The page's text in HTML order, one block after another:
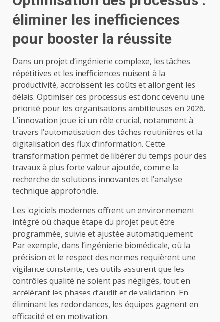
éliminer les inefficiences
pour booster la réussite
Dans un projet d’ingénierie complexe, les tâches
répétitives et les inefficiences nuisent à la
productivité, accroissent les coûts et allongent les
délais. Optimiser ces processus est donc devenu une
priorité pour les organisations ambitieuses en 2026.
L’innovation joue ici un rôle crucial, notamment à
travers l’automatisation des tâches routinières et la
digitalisation des flux d’information. Cette
transformation permet de libérer du temps pour des
travaux à plus forte valeur ajoutée, comme la
recherche de solutions innovantes et l’analyse
technique approfondie.
Les logiciels modernes offrent un environnement
intégré où chaque étape du projet peut être
programmée, suivie et ajustée automatiquement.
Par exemple, dans l’ingénierie biomédicale, où la
précision et le respect des normes requièrent une
vigilance constante, ces outils assurent que les
contrôles qualité ne soient pas négligés, tout en
accélérant les phases d’audit et de validation. En
éliminant les redondances, les équipes gagnent en
efficacité et en motivation.